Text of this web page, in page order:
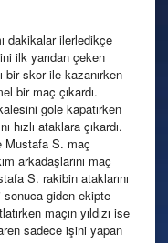
dakikalar ilerledikçe
ilk yarıdan çeken
bir skor ile kazanırken
bir maç çıkardı.
gole kapatırken
hızlı ataklara çıkardı.
Mustafa S. maç
arkadaşlarını maç
S. rakibin ataklarını
giden ekipte
maçın yıldızı ise
sadece işini yapan